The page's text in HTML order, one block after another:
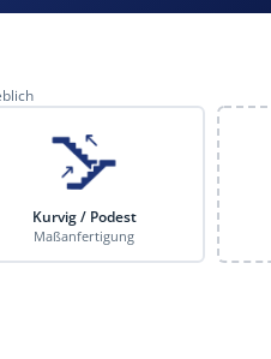
Kurvig / Podest
Maßanfertigung